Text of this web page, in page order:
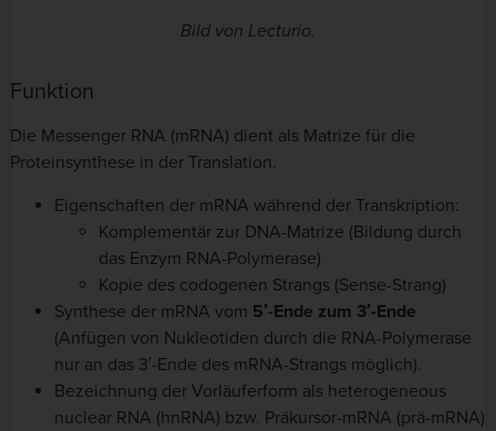
Bild von Lecturio.
Funktion
Die Messenger RNA (mRNA) dient als Matrize für die
Proteinsynthese in der Translation.
Eigenschaften der mRNA während der Transkription:
Komplementär zur DNA-Matrize (Bildung durch
das Enzym RNA-Polymerase)
Kopie des codogenen Strangs (Sense-Strang)
Synthese der mRNA vom 5′-Ende zum 3′-Ende
(Anfügen von Nukleotiden durch die RNA-Polymerase
nur an das 3′-Ende des mRNA-Strangs möglich).
Bezeichnung der Vorläuferform als heterogeneous
nuclear RNA (hnRNA) bzw. Präkursor-mRNA (prä-mRNA)